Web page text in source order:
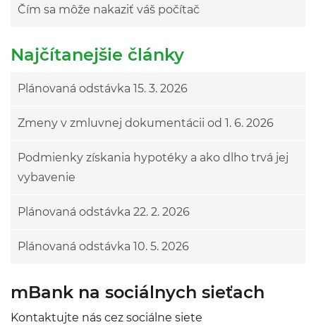
Čím sa môže nakaziť váš počítač
Najčítanejšie články
Plánovaná odstávka 15. 3. 2026
Zmeny v zmluvnej dokumentácii od 1. 6. 2026
Podmienky získania hypotéky a ako dlho trvá jej
vybavenie
Plánovaná odstávka 22. 2. 2026
Plánovaná odstávka 10. 5. 2026
mBank na sociálnych sieťach
Kontaktujte nás cez sociálne siete